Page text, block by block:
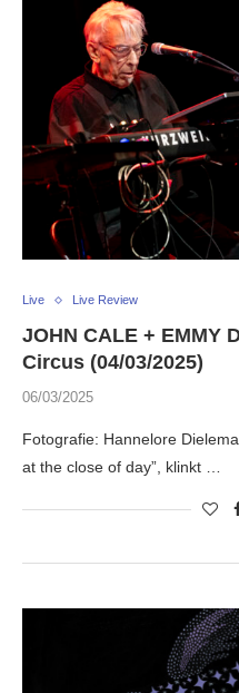
Live Live Review
JOHN CALE + EMMY
Circus (04/03/2025)
06/03/2025
Fotografie: Hannelore
at the close of day”, klinkt …